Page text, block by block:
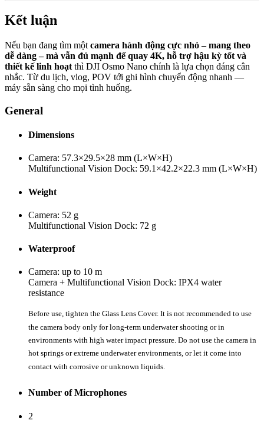
Kết luận
Nếu bạn đang tìm một camera hành động cực nhỏ – mang theo
dễ dàng – mà vẫn đủ mạnh để quay 4K, hỗ trợ hậu kỳ tốt và
thiết kế linh hoạt thì DJI Osmo Nano chính là lựa chọn đáng cân
nhắc. Từ du lịch, vlog, POV tới ghi hình chuyển động nhanh —
máy sẵn sàng cho mọi tình huống.
General
Dimensions
Camera: 57.3×29.5×28 mm (L×W×H)
Multifunctional Vision Dock: 59.1×42.2×22.3 mm (L×W×H)
Weight
Camera: 52 g
Multifunctional Vision Dock: 72 g
Waterproof
Camera: up to 10 m
Camera + Multifunctional Vision Dock: IPX4 water
resistance
Before use, tighten the Glass Lens Cover. It is not recommended to use
the camera body only for long-term underwater shooting or in
environments with high water impact pressure. Do not use the camera in
hot springs or extreme underwater environments, or let it come into
contact with corrosive or unknown liquids.
Number of Microphones
2